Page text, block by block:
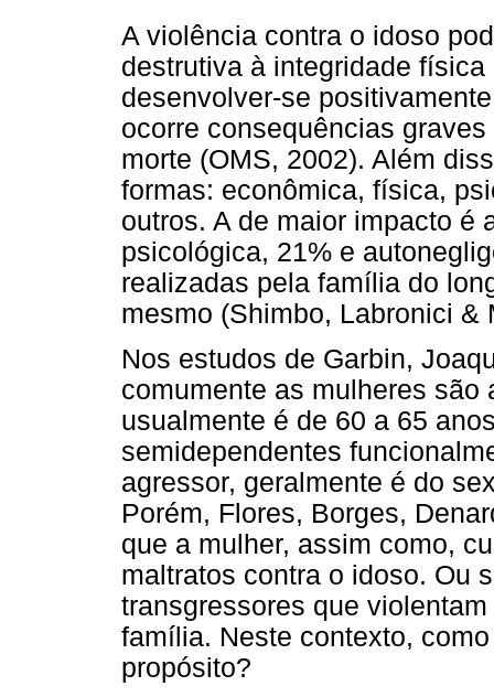
A violência contra o idoso
destrutiva à integridade
desenvolver-se
ocorre consequências
morte (OMS, 2002). Além
formas: econômica, física,
outros. A de maior impacto é
psicológica, 21% e
realizadas pela família do
mesmo (Shimbo, Labronici &
Nos estudos de Garbin,
comumente as mulheres
usualmente é de 60 a 65
semidependentes
agressor, geralmente é do
Porém, Flores, Borges,
que a mulher, assim como,
maltratos contra o idoso. Ou
transgressores que
família. Neste contexto,
propósito?